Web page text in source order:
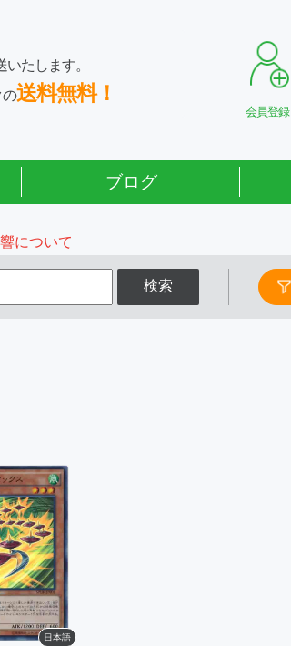
いたします。
送料無料！
会員登録
ブログ
について
検索
日本語